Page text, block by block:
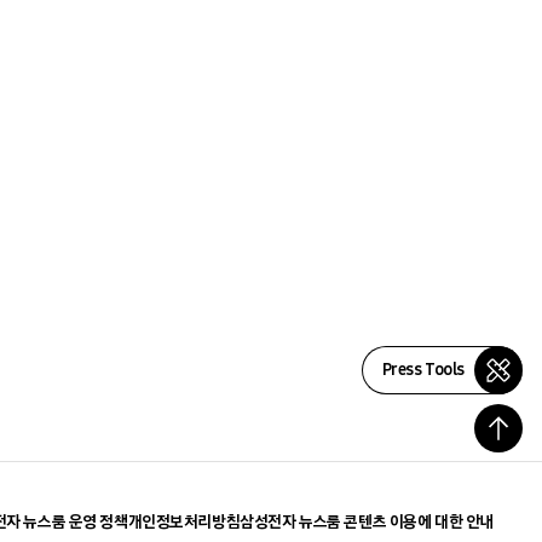
Press Tools
자 뉴스룸 운영 정책개인정보처리방침삼성전자 뉴스룸 콘텐츠 이용에 대한 안내